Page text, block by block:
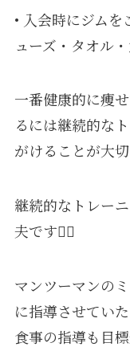
• 入会時にジム
ューズ・タオル
一番健康的に痩
るには継続的な
がけることが大切
継続的なトレー
夫です🙆‍♀️
マンツーマンの
に指導させてい
食事の指導も目